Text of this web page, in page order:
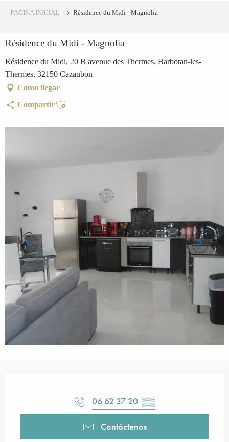
principal
PÁGINA INICIAL Résidence du Midi - Magnolia
Résidence du Midi - Magnolia
Résidence du Midi, 20 B avenue des Thermes, Barbotan-les-
Thermes, 32150 Cazaubon
Cómo llegar
CompartirAjouter aux favoris
06 62 37 20 ▒▒
Contáctenos